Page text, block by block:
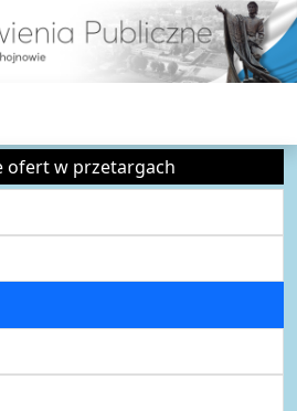
ofert w przetargach